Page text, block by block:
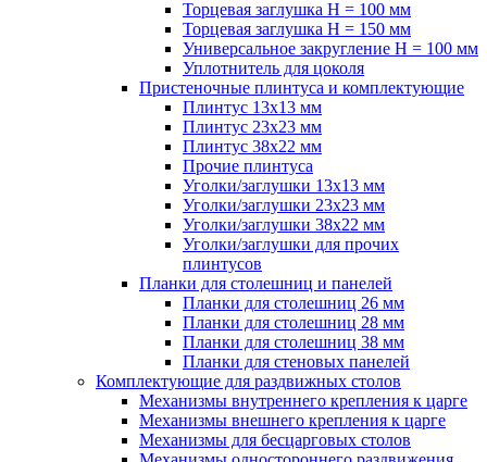
Торцевая заглушка H = 100 мм
Торцевая заглушка H = 150 мм
Универсальное закругление H = 100 мм
Уплотнитель для цоколя
Пристеночные плинтуса и комплектующие
Плинтус 13х13 мм
Плинтус 23х23 мм
Плинтус 38х22 мм
Прочие плинтуса
Уголки/заглушки 13х13 мм
Уголки/заглушки 23х23 мм
Уголки/заглушки 38х22 мм
Уголки/заглушки для прочих
плинтусов
Планки для столешниц и панелей
Планки для столешниц 26 мм
Планки для столешниц 28 мм
Планки для столешниц 38 мм
Планки для стеновых панелей
Комплектующие для раздвижных столов
Механизмы внутреннего крепления к царге
Механизмы внешнего крепления к царге
Механизмы для бесцарговых столов